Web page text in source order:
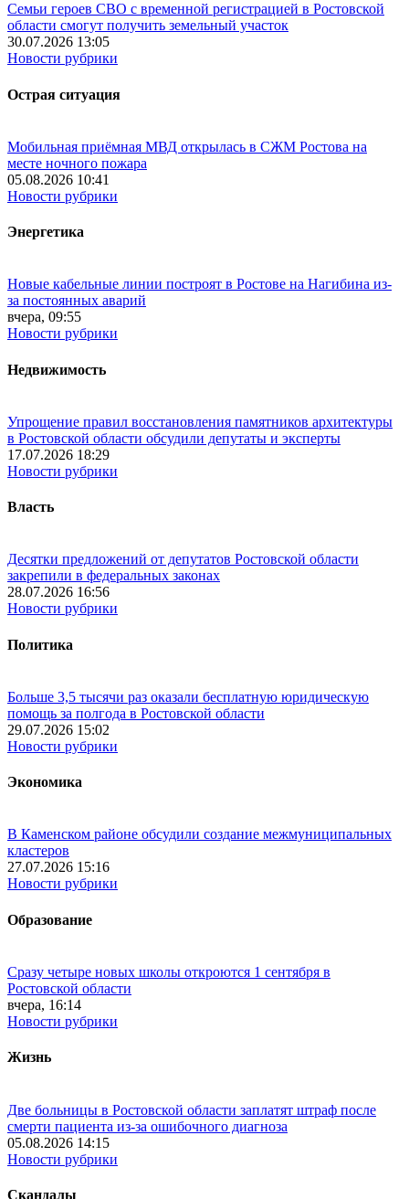
Семьи героев СВО с временной регистрацией в Ростовской
области смогут получить земельный участок
30.07.2026 13:05
Новости рубрики
Острая ситуация
Мобильная приёмная МВД открылась в СЖМ Ростова на
месте ночного пожара
05.08.2026 10:41
Новости рубрики
Энергетика
Новые кабельные линии построят в Ростове на Нагибина из-
за постоянных аварий
вчера, 09:55
Новости рубрики
Недвижимость
Упрощение правил восстановления памятников архитектуры
в Ростовской области обсудили депутаты и эксперты
17.07.2026 18:29
Новости рубрики
Власть
Десятки предложений от депутатов Ростовской области
закрепили в федеральных законах
28.07.2026 16:56
Новости рубрики
Политика
Больше 3,5 тысячи раз оказали бесплатную юридическую
помощь за полгода в Ростовской области
29.07.2026 15:02
Новости рубрики
Экономика
В Каменском районе обсудили создание межмуниципальных
кластеров
27.07.2026 15:16
Новости рубрики
Образование
Сразу четыре новых школы откроются 1 сентября в
Ростовской области
вчера, 16:14
Новости рубрики
Жизнь
Две больницы в Ростовской области заплатят штраф после
смерти пациента из-за ошибочного диагноза
05.08.2026 14:15
Новости рубрики
Скандалы